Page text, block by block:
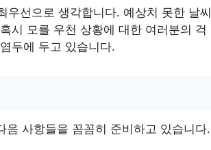
우선으로 생각합니다. 예상치 못한 날씨
시 모를 우천 상황에 대한 여러분의 걱
두에 두고 있습니다.
사항들을 꼼꼼히 준비하고 있습니다.